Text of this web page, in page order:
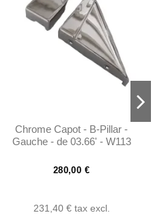
Chrome Capot - B-Pillar -
Gauche - de 03.66' - W113
280,00 €
231,40 € tax excl.